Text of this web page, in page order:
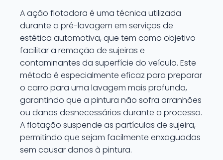
A ação flotadora é uma técnica utilizada
durante a pré-lavagem em serviços de
estética automotiva, que tem como objetivo
facilitar a remoção de sujeiras e
contaminantes da superfície do veículo. Este
método é especialmente eficaz para preparar
o carro para uma lavagem mais profunda,
garantindo que a pintura não sofra arranhões
ou danos desnecessários durante o processo.
A flotação suspende as partículas de sujeira,
permitindo que sejam facilmente enxaguadas
sem causar danos à pintura.